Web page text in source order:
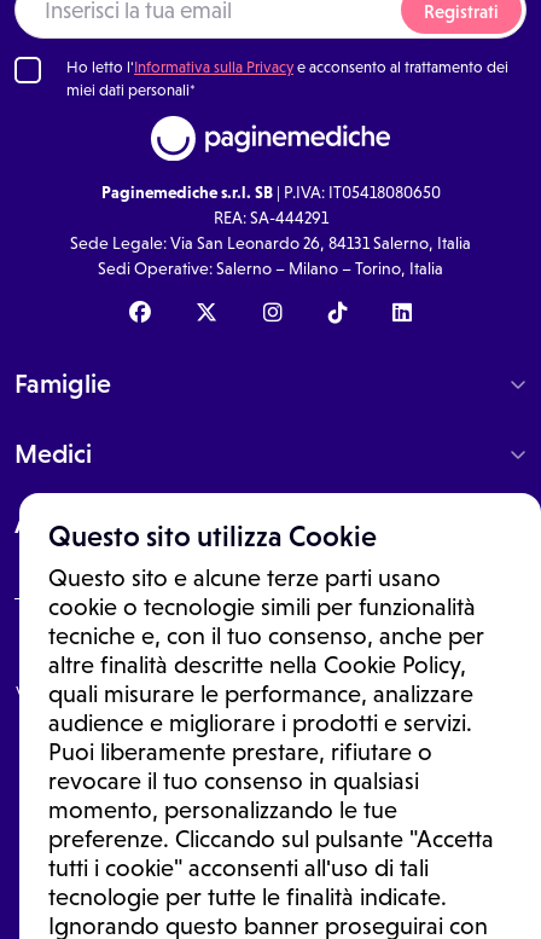
Questo sito utilizza Cookie
Questo sito e alcune terze parti usano
cookie o tecnologie simili per funzionalità
tecniche e, con il tuo consenso, anche per
altre finalità descritte nella Cookie Policy,
quali misurare le performance, analizzare
audience e migliorare i prodotti e servizi.
Puoi liberamente prestare, rifiutare o
revocare il tuo consenso in qualsiasi
momento, personalizzando le tue
preferenze. Cliccando sul pulsante "Accetta
tutti i cookie" acconsenti all'uso di tali
tecnologie per tutte le finalità indicate.
Ignorando questo banner proseguirai con
Registrati
Ho letto l'Informativa sulla Privacye acconsento al trattamento dei
miei dati personali*
Paginemediche s.r.l. SB| P.IVA: IT05418080650
REA: SA-444291
Sede Legale: Via San Leonardo 26, 84131 Salerno, Italia
Sedi Operative: Salerno – Milano – Torino, Italia
Famiglie
Medici
About
Le informazioni proposte in questo sito non sono un consulto medico.
In nessun caso, queste informazioni sostituiscono un consulto, una
visita o una diagnosi formulata dal medico. Non si devono considerare
le informazioni disponibili come suggerimenti per la formulazione di
una diagnosi, la determinazione di un trattamento o l'assunzione o
sospensione di un farmaco senza prima consultare un medico di
medicina generale o uno specialista.
Condizioni di utilizzo|Privacy Policy |Gestione Cookie
Ⓒ 2026 | Tutti i diritti riservati.